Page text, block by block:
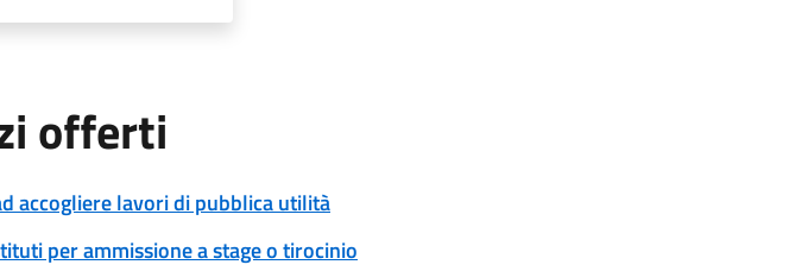
offerti
accogliere lavori di pubblica utilità
per ammissione a stage o tirocinio